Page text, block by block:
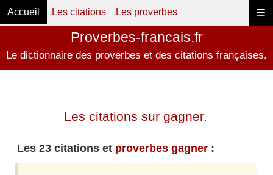
☰
Accueil Les citations Les proverbes
Proverbes-francais.fr
Le dictionnaire des proverbes et des citations françaises.
Les citations sur gagner.
Les 23 citations et proverbes gagner: